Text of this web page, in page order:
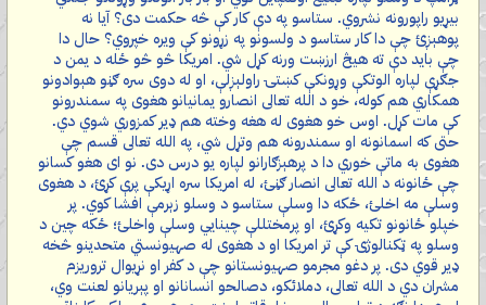
بیړیو راپورونه نشروي. ستاسو په دې کار کې څه حکمت دی؟ آیا نه
پوهېږئ چې دا کار ستاسو د ولسونو په زړونو کې ویره خپروي؟ حال دا
چې باید دې ته هیڅ ارزښت ورنه کړل شي. امریکا څو څو ځله د یمن د
جګړې لپاره الوتکې وړونکې کښتۍ راولېږلې، او له دوی سره ګڼو هېوادونو
همکاري هم کوله، خو د الله تعالی انصارو یمانیانو هغوی په سمندرونو
کې مات کړل. اوس خو هغوی له هغه وخته هم ډیر کمزوري شوي دي.
حتی که اسمانونه او سمندرونه هم وتړل شي، په الله تعالی قسم چې
هغوی به ماتې خوري دا د پرهېزګارانو لپاره یو درس دی. نو ای هغو کسانو
چې ځانونه د الله تعالی انصار ګڼئ، له امریکا سره اړیکې پرې کړئ، د هغوی
وسلې مه اخلئ، ځکه دا وسلې ستاسو د وسلو زېرمې افشا کوي. پر
خپلو ځانونو تکیه وکړئ، او پرمختللې چینایي وسلې واخلئ؛ ځکه چین د
وسلو په ټکنالوژۍ کې تر امریکا او د هغوی له صهیونستي متحدینو څخه
ډیر قوي دی. پر دغو مجرمو صهیونستانو چې د کفر او نړیوال تروریزم
مشران دي د الله تعالی، دملائکو، دصالحو انسانانو او پېریانو لعنت وي،